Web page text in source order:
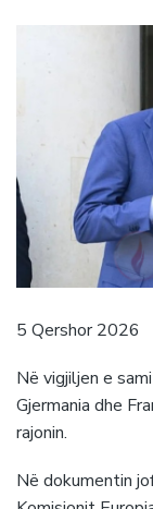
5 Qershor 2026
Në vigjiljen e
Gjermania dhe
rajonin.
Në dokumentin